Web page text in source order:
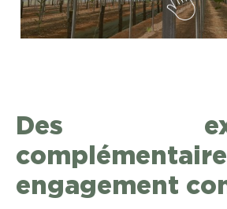
Des
engagement